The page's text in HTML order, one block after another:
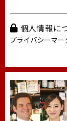
個人情報に
プライバシーマー